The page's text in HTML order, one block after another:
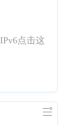
点击这